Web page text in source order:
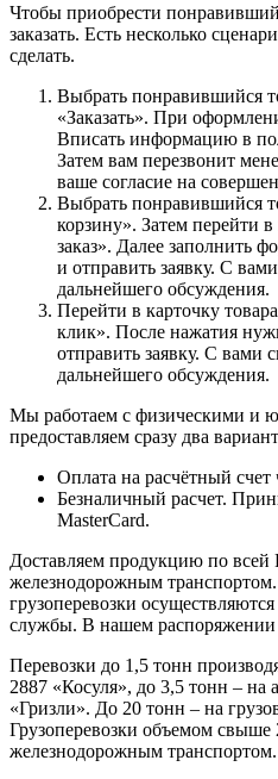
Чтобы приобрести
заказать. Есть несколько
сделать.
Выбрать понравившийся
«Заказать». При
Вписать информацию в
Затем вам перезвонит
ваше согласие на
Выбрать понравившийся
корзину». Затем перейти
заказ». Далее заполнить
и отправить заявку. С
дальнейшего обсуждения.
Перейти в карточку
клик». После нажатия
отправить заявку. С вами
дальнейшего обсуждения.
Мы работаем с физическими и
предоставляем сразу два
Оплата на расчётный счет
Безналичный расчет.
MasterCard.
Доставляем продукцию по
железнодорожным
грузоперевозки
службы. В нашем распоряжении
Перевозки до 1,5 тонн
2887 «Косуля», до 3,5 тонн –
«Гризли». До 20 тонн – на
Грузоперевозки объемом свыше
железнодорожным транспортом.